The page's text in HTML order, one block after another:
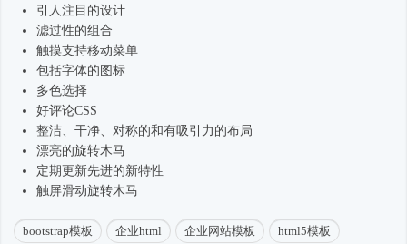
引人注目的设计
滤过性的组合
触摸支持移动菜单
包括字体的图标
多色选择
好评论CSS
整洁、干净、对称的和有吸引力的布局
漂亮的旋转木马
定期更新先进的新特性
触屏滑动旋转木马
bootstrap模板 企业html 企业网站模板 html5模板